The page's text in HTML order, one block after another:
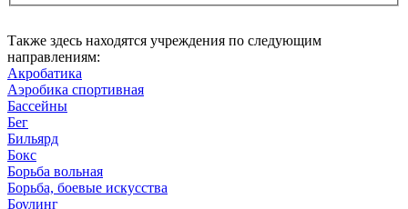
Также здесь находятся учреждения по следующим
направлениям:
Акробатика
Аэробика спортивная
Бассейны
Бег
Бильярд
Бокс
Борьба вольная
Борьба, боевые искусства
Боулинг